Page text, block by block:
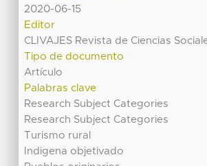
2020-06-15
Editor
CLIVAJES Revista de Ciencias
Tipo de documento
Artículo
Palabras clave
Research Subject Categories
Research Subject Categories
Turismo rural
Indigena objetivado